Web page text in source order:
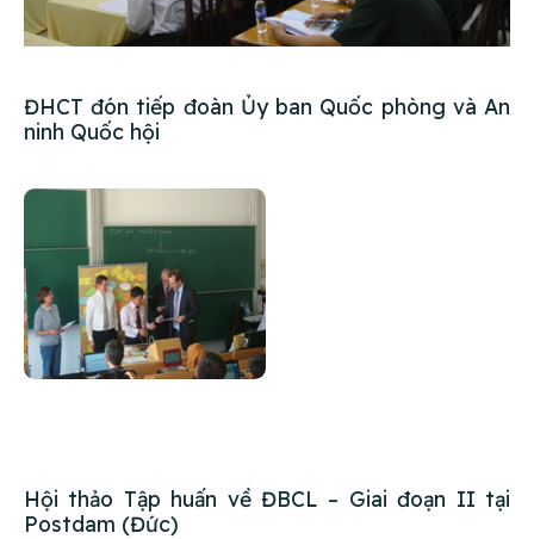
ĐHCT đón tiếp đoàn Ủy ban Quốc phòng và An
ninh Quốc hội
Hội thảo Tập huấn về ĐBCL – Giai đoạn II tại
Postdam (Đức)